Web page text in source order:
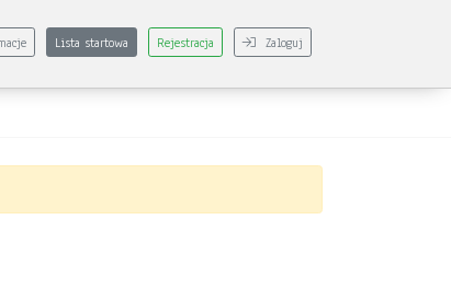
Zaloguj
Rejestracja
Lista startowa